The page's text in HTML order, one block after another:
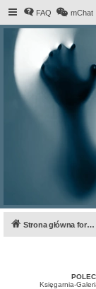
FAQ mChat
Strona główna forum
Księgarnia-